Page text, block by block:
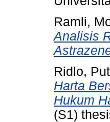
Ramli,
Analisis
Ridlo,
Harta
Hukum
(S1)